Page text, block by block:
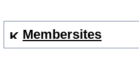
Membersites